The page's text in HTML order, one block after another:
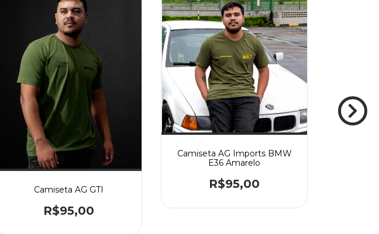
Camiseta AG GTI
R$95,00
Camiseta AG Imports BMW
E36 Amarelo
R$95,00